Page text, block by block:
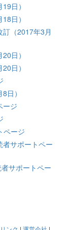
日）
日）
訂（2017年3月
日）
日）
日）
ージ
ページ
者サポートペー
サポートペー